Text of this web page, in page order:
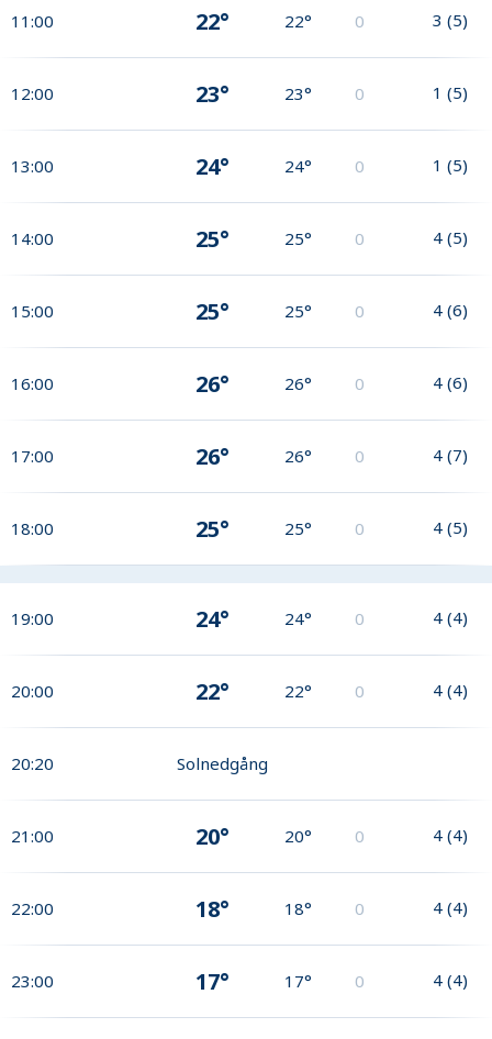
11:00 22° 22° 0 3 (5)
12:00 23° 23° 0 1 (5)
13:00 24° 24° 0 1 (5)
14:00 25° 25° 0 4 (5)
15:00 25° 25° 0 4 (6)
16:00 26° 26° 0 4 (6)
17:00 26° 26° 0 4 (7)
18:00 25° 25° 0 4 (5)
19:00 24° 24° 0 4 (4)
20:00 22° 22° 0 4 (4)
20:20 Solnedgång
21:00 20° 20° 0 4 (4)
22:00 18° 18° 0 4 (4)
23:00 17° 17° 0 4 (4)